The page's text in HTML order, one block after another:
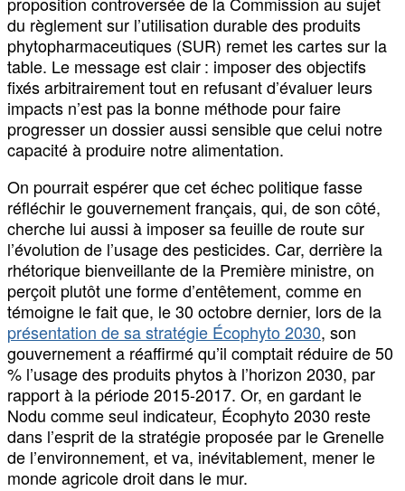
du règlement sur l’utilisation durable des produits
phytopharmaceutiques (SUR) remet les cartes sur la
table. Le message est clair : imposer des objectifs
fixés arbitrairement tout en refusant d’évaluer leurs
impacts n’est pas la bonne méthode pour faire
progresser un dossier aussi sensible que celui notre
capacité à produire notre alimentation.
On pourrait espérer que cet échec politique fasse
réfléchir le gouvernement français, qui, de son côté,
cherche lui aussi à imposer sa feuille de route sur
l’évolution de l’usage des pesticides. Car, derrière la
rhétorique bienveillante de la Première ministre, on
perçoit plutôt une forme d’entêtement, comme en
témoigne le fait que, le 30 octobre dernier, lors de la
présentation de sa stratégie Écophyto 2030, son
gouvernement a réaffirmé qu’il comptait réduire de 50
% l’usage des produits phytos à l’horizon 2030, par
rapport à la période 2015-2017. Or, en gardant le
Nodu comme seul indicateur, Écophyto 2030 reste
dans l’esprit de la stratégie proposée par le Grenelle
de l’environnement, et va, inévitablement, mener le
monde agricole droit dans le mur.